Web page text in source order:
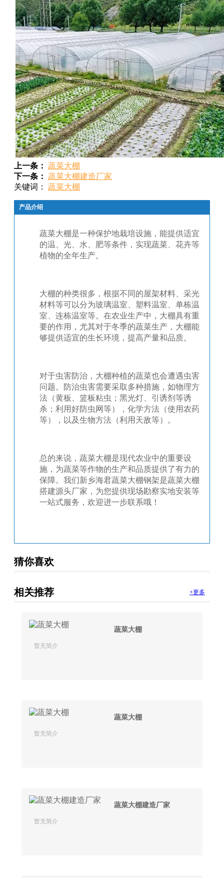
上一条： 蔬菜大棚
下一条： 蔬菜大棚建造厂家
关键词： 蔬菜大棚
产品介绍
蔬菜大棚是一种保护地栽培设施，能提供适宜
的温、光、水、肥等条件，实现蔬菜、花卉等
植物的全年生产。
大棚的种类很多，根据不同的屋架材料、采光
材料等可以分为玻璃温室、塑料温室、单栋温
室、连栋温室等。在农业生产中，大棚具有重
要的作用，尤其对于冬季的蔬菜生产，大棚能
够提供适宜的生长环境，提高产量和品质。
对于虫害防治，大棚种植的蔬菜也会遭遇虫害
问题。防治虫害需要采取多种措施，如物理方
法（黄板、篮板粘虫；黑光灯、引诱剂等诱
杀；利用好防虫网等），化学方法（使用农药
等），以及生物方法（利用天敌等）。
总的来说，蔬菜大棚是现代农业中的重要设
施，为蔬菜等作物的生产和品质提供了有力的
保障。我们新乡海君蔬菜大棚钢架是蔬菜大棚
搭建源头厂家，为您提供现场勘察实地安装等
一站式服务，欢迎进一步联系哦！
猜你喜欢
相关推荐 +更多
蔬菜大棚
暂无简介
蔬菜大棚
暂无简介
蔬菜大棚建造厂家
暂无简介